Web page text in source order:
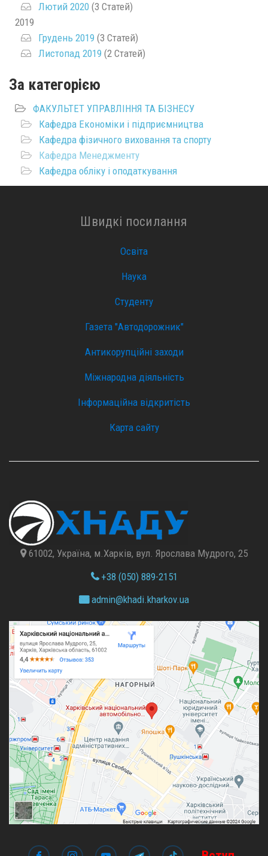
Лютий 2020 (3 Статей)
2019
Грудень 2019 (3 Статей)
Листопад 2019 (2 Статей)
За категорією
ФАКУЛЬТЕТ УПРАВЛІННЯ ТА БІЗНЕСУ
Кафедра Економіки і підприємництва
Кафедра фізичного виховання та спорту
Кафедра Менеджменту
Кафедра обліку і оподаткування
Швидкі посилання
Освіта
Наука
Студенту
Газета "Автодорожник"
Антикорупційні заходи
Міжнародна діяльність
Інформаційна відкритість
Карта сайту
61002, Україна, м.Харків, вул. Ярослава Мудрого, 25
+38 (050) 889-2151
admin@khadi.kharkov.ua